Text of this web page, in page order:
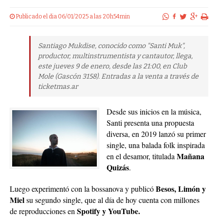
Publicado el dia 06/01/2025 a las 20h54min
Santiago Mukdise, conocido como "Santi Muk",
productor, multinstrumentista y cantautor, llega,
este jueves 9 de enero, desde las 21:00, en Club
Mole (Gascón 3158). Entradas a la venta a través de
ticketmas.ar
Desde sus inicios en la música,
Santi presenta una propuesta
diversa, en 2019 lanzó su primer
single, una balada folk inspirada
en el desamor, titulada Mañana
Quizás.
Luego experimentó con la bossanova y publicóBesos, Limón y
Mielsu segundo single, que al día de hoy cuenta con millones
de reproducciones en Spotify y YouTube.